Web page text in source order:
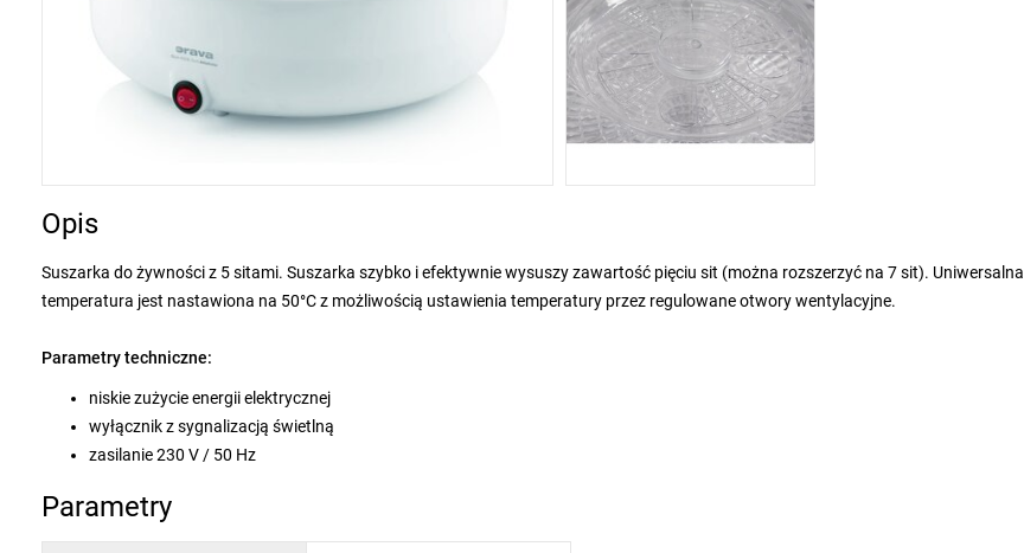
Opis
Suszarka do żywności z 5 sitami. Suszarka szybko i efektywnie wysuszy zawartość pięciu sit (można rozszerzyć na 7 sit). Uniwersalna
temperatura jest nastawiona na 50°C z możliwością ustawienia temperatury przez regulowane otwory wentylacyjne.
Parametry techniczne:
niskie zużycie energii elektrycznej
wyłącznik z sygnalizacją świetlną
zasilanie 230 V / 50 Hz
Parametry